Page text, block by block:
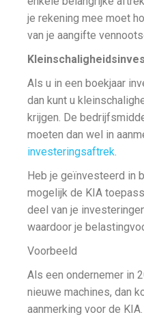
je rekening mee moet
van je aangifte
Als u in een boekjaar
dan kunt u
krijgen. De
moeten dan wel in
investeringsaftrek.
Heb je geïnvesteerd in
mogelijk de KIA
deel van je
waardoor je
Voorbeeld
Als een ondernemer in
nieuwe machines, dan
aanmerking voor de